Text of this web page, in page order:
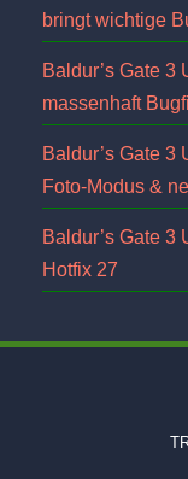
bringt wichtige
Baldur’s Gate 3
massenhaft
Baldur’s Gate 3
Foto-Modus &
Baldur’s Gate 3
Hotfix 27